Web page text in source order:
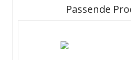
Passende